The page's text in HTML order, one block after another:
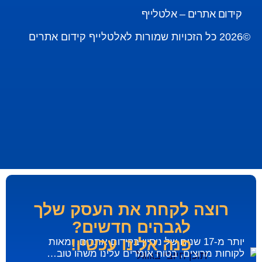
קידום אתרים – אלטלייף
©2026 כל הזכויות שמורות לאלטלייף קידום אתרים
רוצה לקחת את העסק שלך
לגבהים חדשים?
פנה אלינו עכשיו!
יותר מ-17 שנים של ניסיון בקידום אתרים, ומאות
לקוחות מרוצים, בטוח אומרים עלינו משהו טוב…